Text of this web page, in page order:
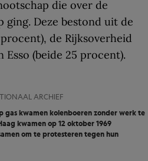
die over de
Deze bestond uit de
de Rijksoverheid
(beide 25 procent).
ARCHIEF
gas kwamen kolenboeren zonder werk te
kwamen op 12 oktober 1969
om te protesteren tegen hun